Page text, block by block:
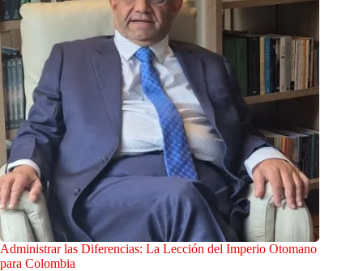
Administrar las Diferencias: La Lección del Imperio Otomano
para Colombia